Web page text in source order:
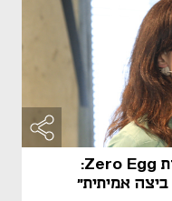
זוכת תחרות פודטק 2019, חברת Zero Egg:
אמיתית"